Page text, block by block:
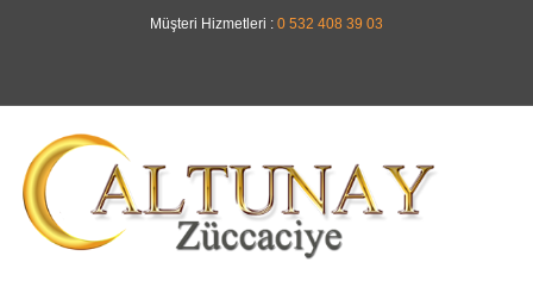
Müşteri Hizmetleri : 0 532 408 39 03